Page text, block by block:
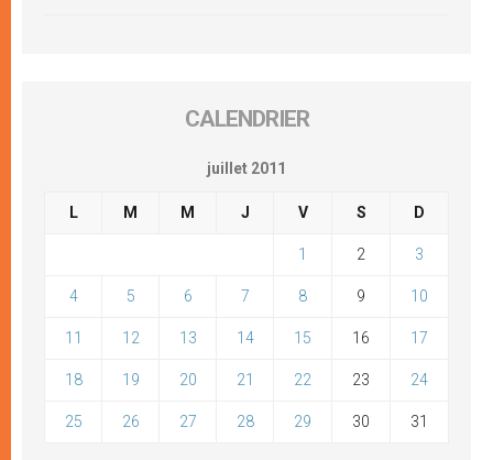
CALENDRIER
juillet 2011
L M M J V S D
1 2 3
4 5 6 7 8 9 10
11 12 13 14 15 16 17
18 19 20 21 22 23 24
25 26 27 28 29 30 31